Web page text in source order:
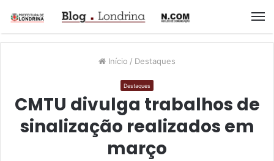
Início / Destaques
Destaques
CMTU divulga trabalhos de
sinalização realizados em
março